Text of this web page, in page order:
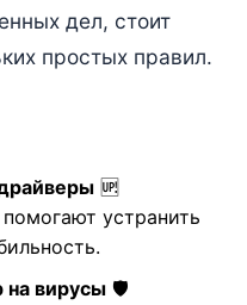
дел, стоит
простых правил.
🆙
устранить
на вирусы🛡️